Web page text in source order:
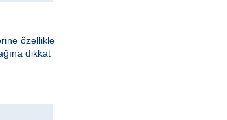
özellikle
dikkat